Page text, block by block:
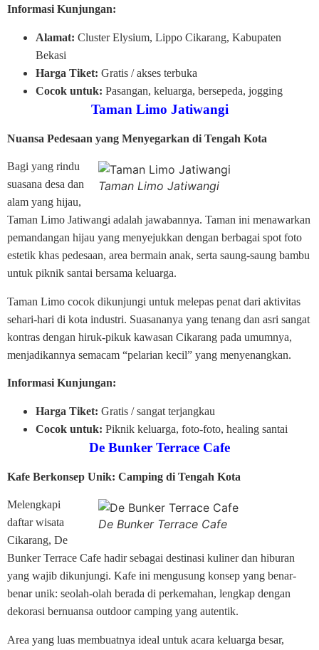
Informasi Kunjungan:
Alamat: Cluster Elysium, Lippo Cikarang, Kabupaten
Bekasi
Harga Tiket: Gratis / akses terbuka
Cocok untuk: Pasangan, keluarga, bersepeda, jogging
Taman Limo Jatiwangi
Nuansa Pedesaan yang Menyegarkan di Tengah Kota
Taman Limo Jatiwangi
Bagi yang rindu
suasana desa dan
alam yang hijau,
Taman Limo Jatiwangi adalah jawabannya. Taman ini menawarkan
pemandangan hijau yang menyejukkan dengan berbagai spot foto
estetik khas pedesaan, area bermain anak, serta saung-saung bambu
untuk piknik santai bersama keluarga.
Taman Limo cocok dikunjungi untuk melepas penat dari aktivitas
sehari-hari di kota industri. Suasananya yang tenang dan asri sangat
kontras dengan hiruk-pikuk kawasan Cikarang pada umumnya,
menjadikannya semacam “pelarian kecil” yang menyenangkan.
Informasi Kunjungan:
Harga Tiket: Gratis / sangat terjangkau
Cocok untuk: Piknik keluarga, foto-foto, healing santai
De Bunker Terrace Cafe
Kafe Berkonsep Unik: Camping di Tengah Kota
De Bunker Terrace Cafe
Melengkapi
daftar wisata
Cikarang, De
Bunker Terrace Cafe hadir sebagai destinasi kuliner dan hiburan
yang wajib dikunjungi. Kafe ini mengusung konsep yang benar-
benar unik: seolah-olah berada di perkemahan, lengkap dengan
dekorasi bernuansa outdoor camping yang autentik.
Area yang luas membuatnya ideal untuk acara keluarga besar,